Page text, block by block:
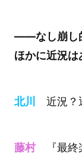
――なし崩し
ほかに近況は
北川 近況？
藤村『最終